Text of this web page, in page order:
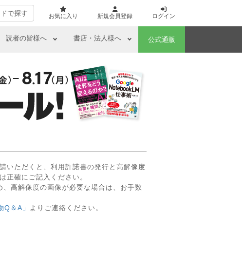
で探す お気に入り 新規会員登録 ログイン
読者の皆様へ 書店・法人様へ 公式通販
いただくと、利用許諾書の発行と高解像度
正確にご記入ください。
高解像度の画像が必要な場合は、お手数
Q＆A」 よりご連絡ください。